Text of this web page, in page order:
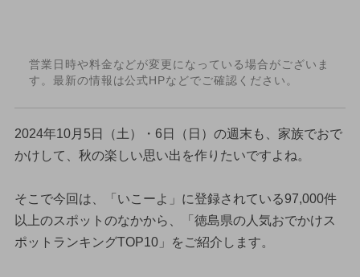
営業日時や料金などが変更になっている場合がございま
す。最新の情報は公式HPなどでご確認ください。
2024年10月5日（土）・6日（日）の週末も、家族でおで
かけして、秋の楽しい思い出を作りたいですよね。
そこで今回は、「いこーよ」に登録されている97,000件
以上のスポットのなかから、「徳島県の人気おでかけス
ポットランキングTOP10」をご紹介します。